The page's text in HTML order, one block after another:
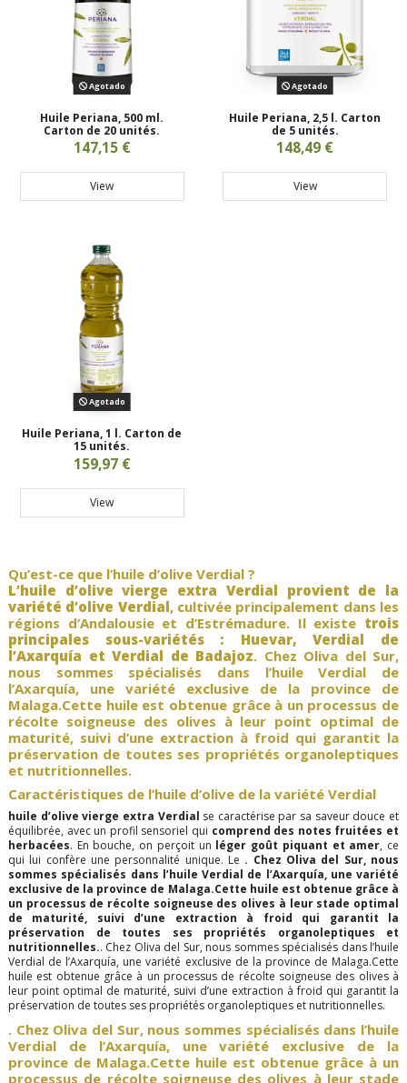
Agotado
Huile Periana, 500 ml.
Carton de 20 unités.
147,15 €
View
Agotado
Huile Periana, 2,5 l. Carton
de 5 unités.
148,49 €
View
Agotado
Huile Periana, 1 l. Carton de
15 unités.
159,97 €
View
Qu’est-ce que l’huile d’olive Verdial ?
L’huile d’olive vierge extra Verdial provient de la
variété d’olive Verdial, cultivée principalement dans les
régions d’Andalousie et d’Estrémadure. Il existe trois
principales sous-variétés : Huevar, Verdial de
l’Axarquía et Verdial de Badajoz. Chez Oliva del Sur,
nous sommes spécialisés dans l’huile Verdial de
l’Axarquía, une variété exclusive de la province de
Malaga.Cette huile est obtenue grâce à un processus de
récolte soigneuse des olives à leur point optimal de
maturité, suivi d’une extraction à froid qui garantit la
préservation de toutes ses propriétés organoleptiques
et nutritionnelles.
Caractéristiques de l’huile d’olive de la variété Verdial
huile d’olive vierge extra Verdial se caractérise par sa saveur douce et
équilibrée, avec un profil sensoriel qui comprend des notes fruitées et
herbacées. En bouche, on perçoit un léger goût piquant et amer, ce
qui lui confère une personnalité unique. Le . Chez Oliva del Sur, nous
sommes spécialisés dans l’huile Verdial de l’Axarquía, une variété
exclusive de la province de Malaga.Cette huile est obtenue grâce à
un processus de récolte soigneuse des olives à leur stade optimal
de maturité, suivi d’une extraction à froid qui garantit la
préservation de toutes ses propriétés organoleptiques et
nutritionnelles.. Chez Oliva del Sur, nous sommes spécialisés dans l’huile
Verdial de l’Axarquía, une variété exclusive de la province de Malaga.Cette
huile est obtenue grâce à un processus de récolte soigneuse des olives à
leur point optimal de maturité, suivi d’une extraction à froid qui garantit la
préservation de toutes ses propriétés organoleptiques et nutritionnelles.
. Chez Oliva del Sur, nous sommes spécialisés dans l’huile
Verdial de l’Axarquía, une variété exclusive de la
province de Malaga.Cette huile est obtenue grâce à un
processus de récolte soigneuse des olives à leur stade